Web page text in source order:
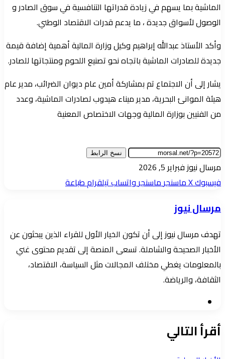
الماشية بما يسهم في زيادة قدراتها التنافسية في سوق الصادر و
الوصول لأسواق جديدة ، ما يدعم قدرات الاقتصاد الوطني.
وأكد الأستاذ عبدالله إبراهيم وكيل وزارة المالية أهمية إضافة قيمة
جديدة للصادرات الماشية باتجاه نحو تصنيع اللحوم ومنتجاتها للصادر.
يشار إلى أن الاجتماع تم بمشاركة أمين عام ديوان الضرائب، مدير عام
هيئة الموانئ البحرية، مدير ميناء هيدوب لصادرات الماشية، وعدد
من الفنيين بوزارة المالية وجهات الاختصاص المعنية
نسخ الرابط
مرسال نيوزأرسل
بريدا
فبراير 5, 2026
فيسبوك‫Xماسنجرماسنجرواتسابتيلقرامطباعة
مرسال نيوز
تهدف مرسال نيوز إلى أن تكون الخيار الأول للقراء الذين يبحثون عن
الأخبار الصحيحة والشاملة. تسعى المنصة إلى تقديم محتوى غني
بالمعلومات يغطي مختلف المجالات مثل السياسة، الاقتصاد،
الثقافة، والرياضة.
أقرأ التالي